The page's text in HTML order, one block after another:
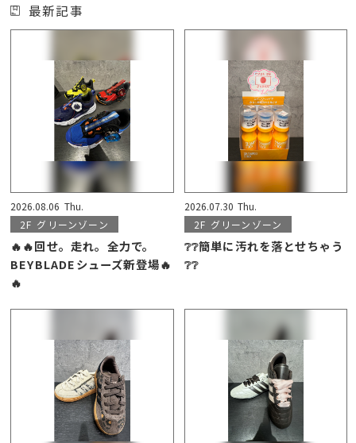
最新記事
2026.08.06 Thu.
2F グリーンゾーン
🔥🔥回せ。走れ。全力で。
BEYBLADEシューズ新登場🔥
🔥
2026.07.30 Thu.
2F グリーンゾーン
❔❔簡単に汚れを落とせちゃう
❔❔